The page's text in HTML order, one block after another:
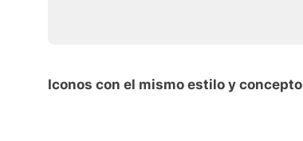
Iconos con el mismo estilo y concepto